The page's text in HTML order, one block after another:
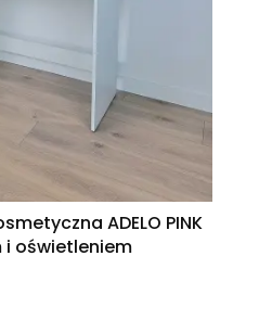
ADELO PINK
i oświetleniem